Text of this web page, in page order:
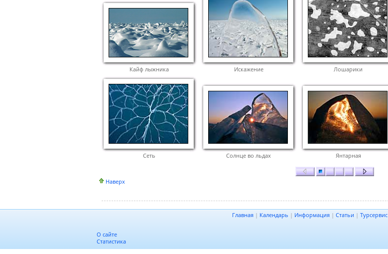
Кайф лыжника Искажение Лошарики
Сеть Солнце во льдах Янтарная
Наверх
Главная | Календарь | Информация | Статьи | Турсервис
О сайте
Статистика